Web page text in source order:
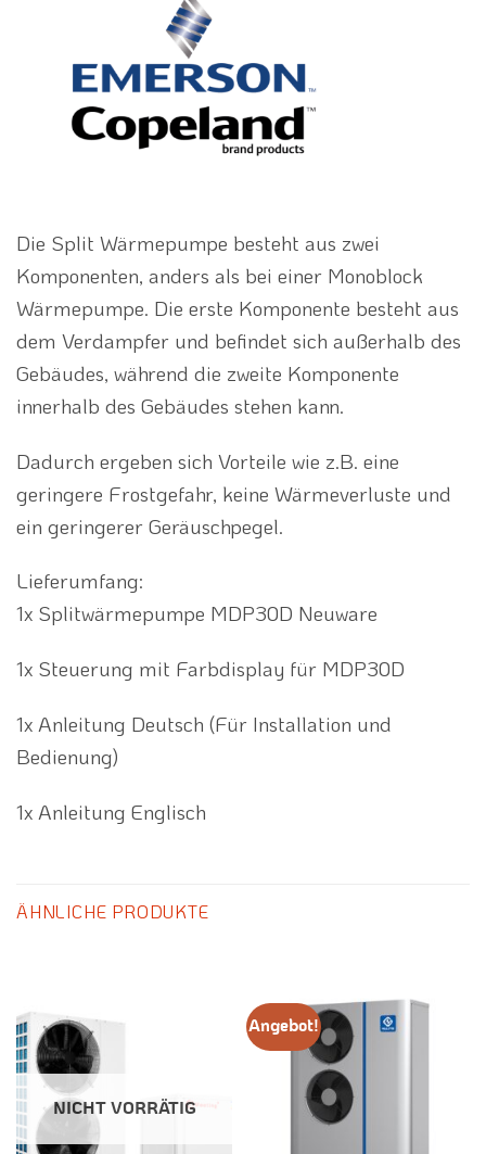
Die Split Wärmepumpe besteht aus zwei
Komponenten, anders als bei einer Monoblock
Wärmepumpe. Die erste Komponente besteht aus
dem Verdampfer und befindet sich außerhalb des
Gebäudes, während die zweite Komponente
innerhalb des Gebäudes stehen kann.
Dadurch ergeben sich Vorteile wie z.B. eine
geringere Frostgefahr, keine Wärmeverluste und
ein geringerer Geräuschpegel.
Lieferumfang:
1x Splitwärmepumpe MDP30D Neuware
1x Steuerung mit Farbdisplay für MDP30D
1x Anleitung Deutsch (Für Installation und
Bedienung)
1x Anleitung Englisch
ÄHNLICHE PRODUKTE
NICHT VORRÄTIG
Angebot!